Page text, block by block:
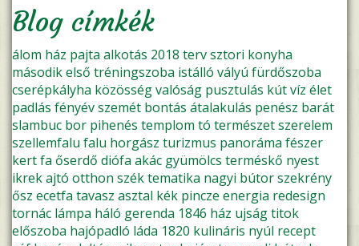
Blog címkék
álom ház pajta alkotás 2018 tervsztori konyha
másodikelső tréningszoba istálló vályú fürdőszoba
cserépkályha közösségvalóság pusztulás kútvíz élet
padlás fényévszemét bontás átalakulás penész barát
slambuc bor pihenés templom tó természetszerelem
szellemfalu falu horgász turizmus panoráma fészer
kertfa őserdő diófa akác gyümölcs terméskő nyest
ikrekajtó otthon széktematika nagyi bútorszekrény
ősz ecetfa tavasz asztal kék pincze energia redesign
tornác lámpa háló gerenda 1846 ház ujságtitok
előszoba hajópadló láda 1820 kulináris nyúl recept